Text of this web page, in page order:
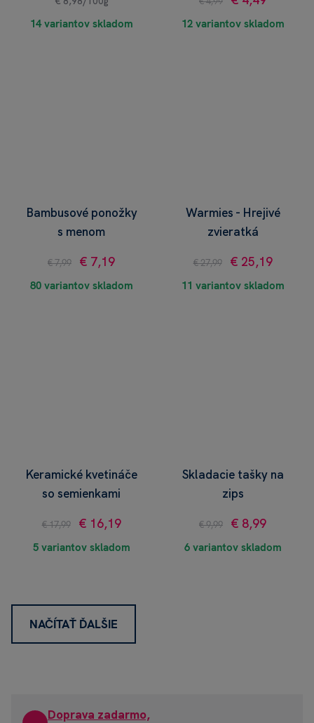
14 variantov skladom 12 variantov skladom
Bambusové ponožky
s menom
€ 7,99 € 7,19
80 variantov skladom
Warmies - Hrejivé
zvieratká
€ 27,99 € 25,19
11 variantov skladom
Keramické kvetináče
so semienkami
€ 17,99 € 16,19
5 variantov skladom
Skladacie tašky na
zips
€ 9,99 € 8,99
6 variantov skladom
NAČÍTAŤ ĎALŠIE
Doprava zadarmo,